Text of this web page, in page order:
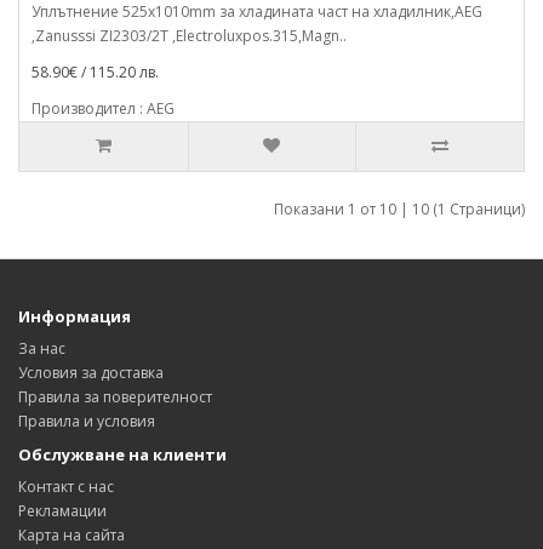
Уплътнение 525x1010mm за хладината част на хладилник,AEG
,Zanusssi ZI2303/2T ,Electroluxpos.315,Magn..
58.90€ / 115.20 лв.
Производител : AEG
Показани 1 от 10 | 10 (1 Страници)
Информация
За нас
Условия за доставка
Правила за поверителност
Правила и условия
Обслужване на клиенти
Контакт с нас
Рекламации
Карта на сайта